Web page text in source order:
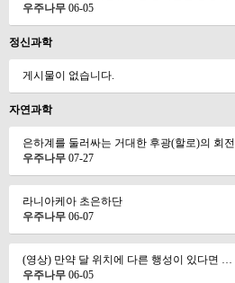
우주나무 06-05
정신과학
게시물이 없습니다.
자연과학
은하계를 둘러싸는 거대한 후광(할로)의 회전
우주나무 07-27
라니아케아 초은하단
우주나무 06-07
(영상) 만약 달 위치에 다른 행성이 있다면 …
우주나무 06-05